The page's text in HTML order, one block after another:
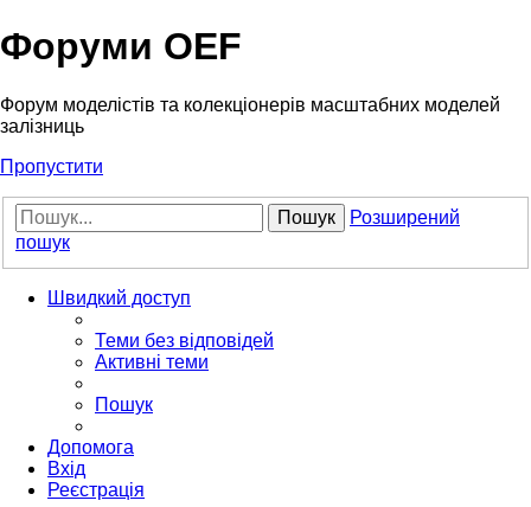
Форуми OEF
Форум моделістів та колекціонерів масштабних моделей
залізниць
Пропустити
Пошук
Розширений
пошук
Швидкий доступ
Теми без відповідей
Активні теми
Пошук
Допомога
Вхід
Реєстрація